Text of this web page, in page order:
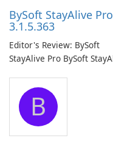
BySoft StayAlive Pro
3.1.5.363
Editor's Review: BySoft
StayAlive Pro BySoft StayAlive
application designed to
ensure the continuous and
uninterrupted operation of
your computer system.
B